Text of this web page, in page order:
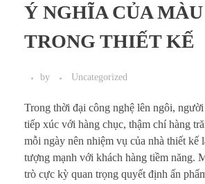
Ý NGHĨA CỦA MÀU
TRONG THIẾT KẾ
by Uncategorized
Trong thời đại công nghệ lên ngôi,
tiếp xúc với hàng chục, thậm chí hàng
mỗi ngày nên nhiệm vụ của nhà thiết kế
tượng mạnh với khách hàng tiềm năng.
trò cực kỳ quan trọng quyết định ấn